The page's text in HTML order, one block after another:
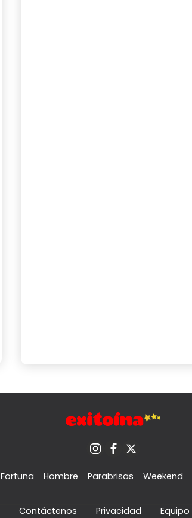
Fortuna Hombre Parabrisas Weekend
Contáctenos Privacidad Equipo